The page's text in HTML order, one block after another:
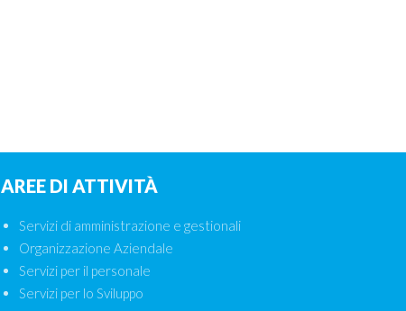
AREE DI ATTIVITÀ
Servizi di amministrazione e gestionali
Organizzazione Aziendale
Servizi per il personale
Servizi per lo Sviluppo